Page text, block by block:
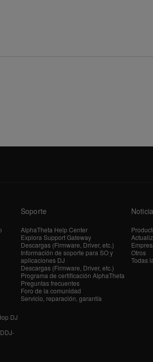
DJ
Soporte
AlphaTheta Help Center
Explora Support Gateway
Descargas (Firmware, Driver, etc.)
Información de soporte para SO y
aplicaciones DJ
Descargas (Firmware, Driver, etc.)
Programa de certificación AlphaTheta
Preguntas frecuentes
Foro de la comunidad
Servicio, reparación, garantía
Otros
Todas